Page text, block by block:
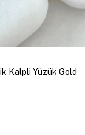
Kalpli Yüzük Gold